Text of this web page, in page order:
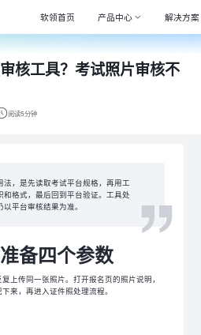
软领首页 产品中心
Windows
专注清理
全面诊断
解决方案
核工具？考试照片审核不
阅读5分钟
法，是先读取考试平台规格，再用工
和格式，最后回到平台验证。工具处
平台审核结果为准。
备四个参数
上传同一张照片。打开报名页的照片说明，
来，再进入证件照处理流程。